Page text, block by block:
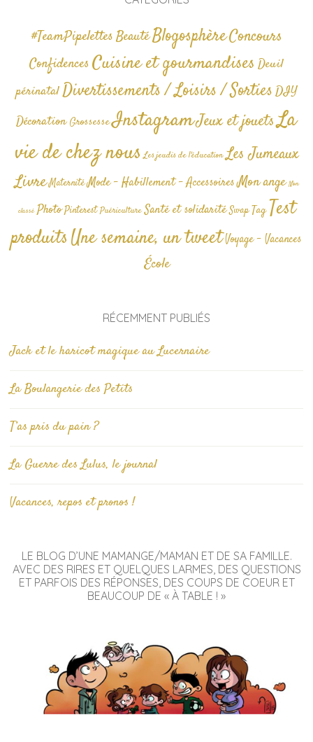
#TeamPipelettesBeautéBlogosphèreConcours
Confidences Cuisine et gourmandises Deuil
périnatalDivertissements / Loisirs / SortiesDIY
Décoration GrossesseInstagramJeux et jouetsLa
vie de chez nous Les jeudis de l'éducation Les Jumeaux
Livre Maternité Mode - Habillement - AccessoiresMon ange Non
classé Photo Pinterest Puériculture Santé et solidarité Swap TagTest
produitsUne semaine, un tweetVoyage - Vacances
École
RÉCEMMENT PUBLIÉS
Jack et le haricot magique au Lucernaire
La Boulangerie des Petits
T’as pris du pain ?
La Guerre des Lulus, le journal
Vacances, repos et pronos !
LE BLOG D’UNE MAMANGE/MAMAN ET DE SA FAMILLE.
AVEC DES RIRES ET QUELQUES LARMES, DES QUESTIONS
ET PARFOIS DES RÉPONSES, DES COUPS DE COEUR ET
BEAUCOUP DE « À TABLE ! »